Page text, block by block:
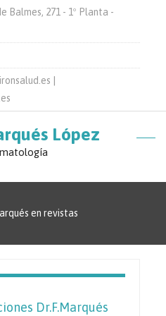
Balmes, 271 - 1º Planta -
|
López
en revistas
Dr.F.Marqués